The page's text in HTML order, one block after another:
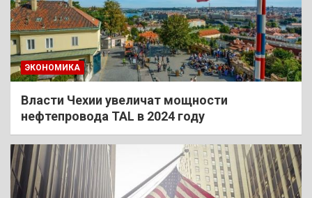
ЭКОНОМИКА
Власти Чехии увеличат мощности
нефтепровода TAL в 2024 году